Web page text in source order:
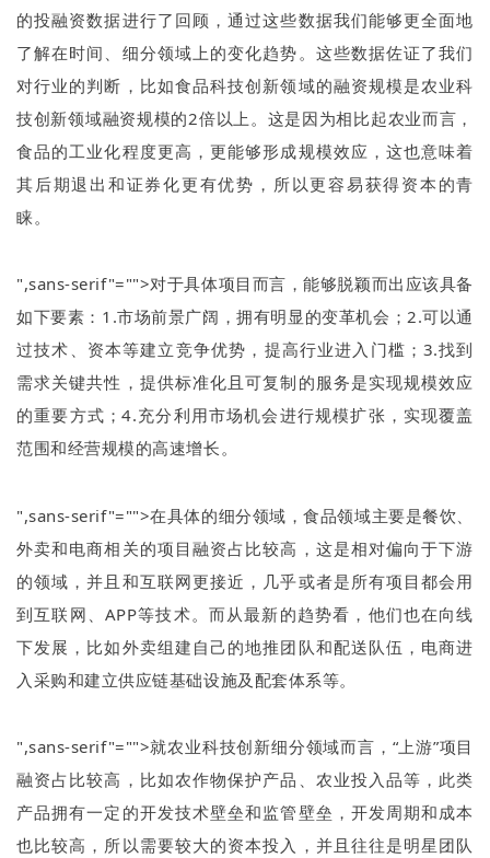
的投融资数据进行了回顾，通过这些数据我们能够更全面地
了解在时间、细分领域上的变化趋势。这些数据佐证了我们
对行业的判断，比如食品科技创新领域的融资规模是农业科
技创新领域融资规模的2倍以上。这是因为相比起农业而言，
食品的工业化程度更高，更能够形成规模效应，这也意味着
其后期退出和证券化更有优势，所以更容易获得资本的青
睐。
",sans-serif"="">对于具体项目而言，能够脱颖而出应该具备
如下要素： 1.市场前景广阔，拥有明显的变革机会；2.可以通
过技术、资本等建立竞争优势，提高行业进入门槛； 3.找到
需求关键共性，提供标准化且可复制的服务是实现规模效应
的重要方式；4.充分利用市场机会进行规模扩张，实现覆盖
范围和经营规模的高速增长。
",sans-serif"="">在具体的细分领域，食品领域主要是餐饮、
外卖和电商相关的项目融资占比较高，这是相对偏向于下游
的领域，并且和互联网更接近，几乎或者是所有项目都会用
到互联网、 APP等技术。而从最新的趋势看，他们也在向线
下发展，比如外卖组建自己的地推团队和配送队伍，电商进
入采购和建立供应链基础设施及配套体系等。
",sans-serif"="">就农业科技创新细分领域而言， “ 上游”项目
融资占比较高，比如农作物保护产品、农业投入品等，此类
产品拥有一定的开发技术壁垒和监管壁垒，开发周期和成本
也比较高，所以需要较大的资本投入，并且往往是明星团队